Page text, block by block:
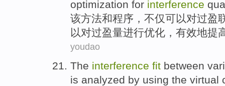
optimization for interference
该方法和程序 ， 不仅可以对过盈
以对过盈量进行优化 ，有效地提
youdao
The interference fit between
is analyzed by using the virtual